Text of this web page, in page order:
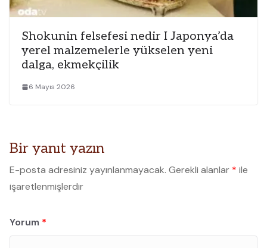
Shokunin felsefesi nedir I Japonya’da
yerel malzemelerle yükselen yeni
dalga, ekmekçilik
6 Mayıs 2026
Bir yanıt yazın
E-posta adresiniz yayınlanmayacak. Gerekli alanlar * ile
işaretlenmişlerdir
Yorum *